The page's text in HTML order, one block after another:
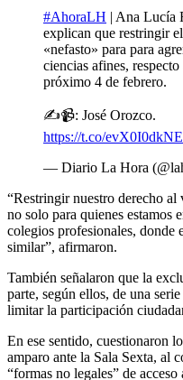
#AhoraLH | Ana Lucía
explican que restringir
«nefasto» para para
ciencias afines,
próximo 4 de febrero.
✍️📹: José Orozco.
https://t.co/evX0I0dkNE
— Diario La Hora
“Restringir nuestro derecho al
no solo para quienes
colegios profesionales, donde
similar”, afirmaron.
También señalaron que la
parte, según ellos, de una
limitar la participación
En ese sentido, cuestionaron
amparo ante la Sala Sexta, al
“formas no legales” de